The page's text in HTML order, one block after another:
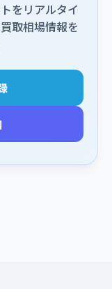
をリアルタイ
取相場情報を